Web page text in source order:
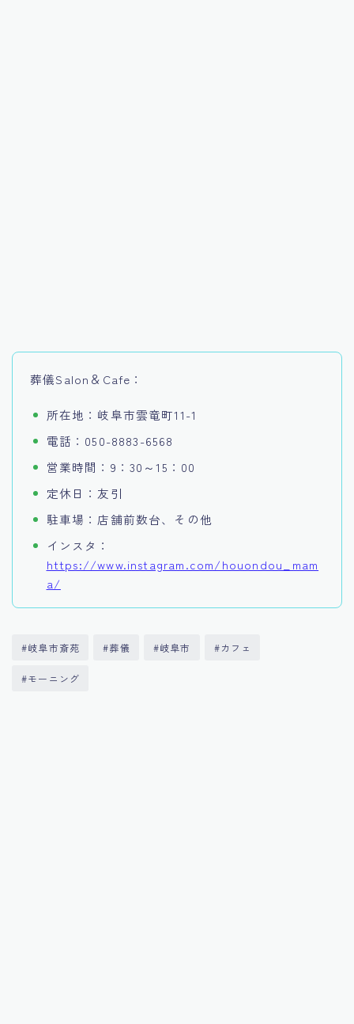
葬儀Salon＆Cafe：
所在地：岐阜市雲竜町11-1
電話：050-8883-6568
営業時間：9：30～15：00
定休日：友引
駐車場：店舗前数台、その他
インスタ：
https://www.instagram.com/houondou_mam
a/
#岐阜市斎苑 #葬儀 #岐阜市 #カフェ
#モーニング